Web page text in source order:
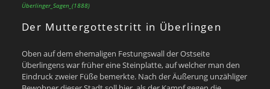
Überlinger_Sagen_(1888)
Der Muttergottestritt in Überlingen
Oben auf dem ehemaligen Festungswall der Ostseite
Überlingens war früher eine Steinplatte, auf welcher man den
Eindruck zweier Füße bemerkte. Nach der Äußerung unzähliger